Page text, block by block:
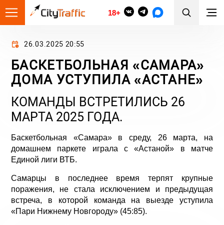
18+
26.03.2025 20:55
БАСКЕТБОЛЬНАЯ «САМАРА»
ДОМА УСТУПИЛА «АСТАНЕ»
КОМАНДЫ ВСТРЕТИЛИСЬ 26
МАРТА 2025 ГОДА.
Баскетбольная «Самара» в среду, 26 марта, на
домашнем паркете играла с «Астаной» в матче
Единой лиги ВТБ.
Самарцы в последнее время терпят крупные
поражения, не стала исключением и предыдущая
встреча, в которой команда на выезде уступила
«Пари Нижнему Новгороду» (45:85).